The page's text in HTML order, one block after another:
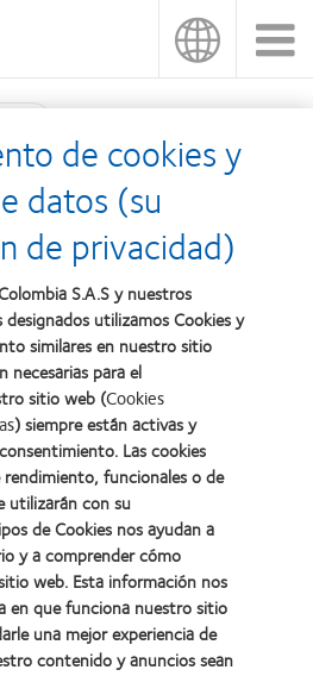
de cookies y
datos (su
de privacidad)
S.A.S y nuestros
utilizamos Cookies y
similares en nuestro sitio
necesarias para el
sitio web (Cookies
) siempre están activas y
Las cookies
rendimiento, funcionales o de
utilizarán con su
de Cookies nos ayudan a
y a comprender cómo
web. Esta información nos
en que funciona nuestro sitio
una mejor experiencia de
contenido y anuncios sean